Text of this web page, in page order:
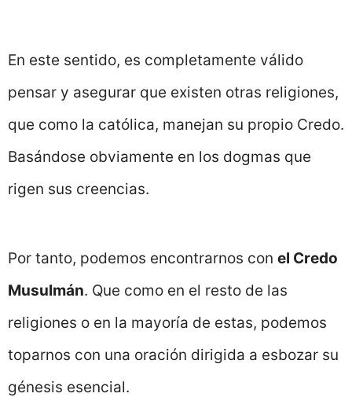
En este sentido, es completamente válido
pensar y asegurar que existen otras religiones,
que como la católica, manejan su propio Credo.
Basándose obviamente en los dogmas que
rigen sus creencias.
Por tanto, podemos encontrarnos con el Credo
Musulmán. Que como en el resto de las
religiones o en la mayoría de estas, podemos
toparnos con una oración dirigida a esbozar su
génesis esencial.